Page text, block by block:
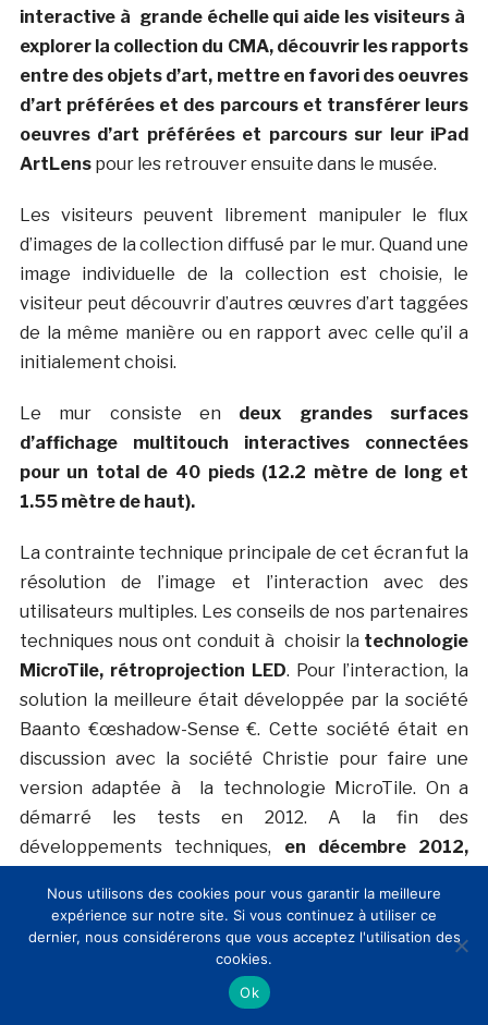
interactive à grande échelle qui aide les visiteurs à
explorer la collection du CMA, découvrir les rapports
entre des objets d’art, mettre en favori des oeuvres
d’art préférées et des parcours et transférer leurs
oeuvres d’art préférées et parcours sur leur iPad
ArtLenspour les retrouver ensuite dans le musée.
Les visiteurs peuvent librement manipuler le flux
d’images de la collection diffusé par le mur. Quand une
image individuelle de la collection est choisie, le
visiteur peut découvrir d’autres œuvres d’art taggées
de la même manière ou en rapport avec celle qu’il a
initialement choisi.
Le mur consiste en deux grandes surfaces
d’affichage multitouch interactives connectées
pour un total de 40 pieds (12.2 mètre de long et
1.55 mètre de haut).
La contrainte technique principale de cet écran fut la
résolution de l’image et l’interaction avec des
utilisateurs multiples. Les conseils de nos partenaires
techniques nous ont conduit à choisir la technologie
MicroTile, rétroprojection LED. Pour l’interaction, la
solution la meilleure était développée par la société
Baanto €œshadow-Sense €. Cette société était en
discussion avec la société Christie pour faire une
version adaptée à la technologie MicroTile. On a
démarré les tests en 2012. A la fin des
développements techniques, en décembre 2012,
installation de cette technologie dans le monde
Comment se fait l’interaction entre le mur et les iPads
Nous utilisons des cookies pour vous garantir la meilleure
expérience sur notre site. Si vous continuez à utiliser ce
dernier, nous considérerons que vous acceptez l'utilisation des
cookies.
Ok